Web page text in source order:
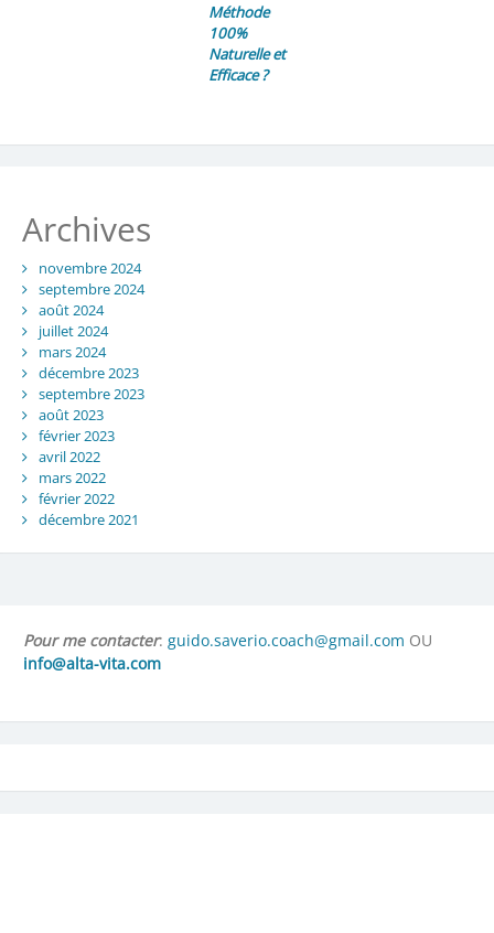
Méthode
100%
Naturelle et
Efficace ?
Archives
novembre 2024
septembre 2024
août 2024
juillet 2024
mars 2024
décembre 2023
septembre 2023
août 2023
février 2023
avril 2022
mars 2022
février 2022
décembre 2021
Pour me contacter: guido.saverio.coach@gmail.com OU
info@alta-vita.com